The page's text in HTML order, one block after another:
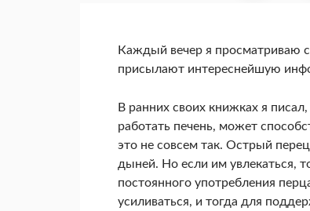
Каждый вечер я просматриваю
присылают интереснейшую
В ранних своих книжках я
работать печень, может
это не совсем так. Острый
дыней. Но если им увлекаться,
постоянного употребления
усиливаться, и тогда для